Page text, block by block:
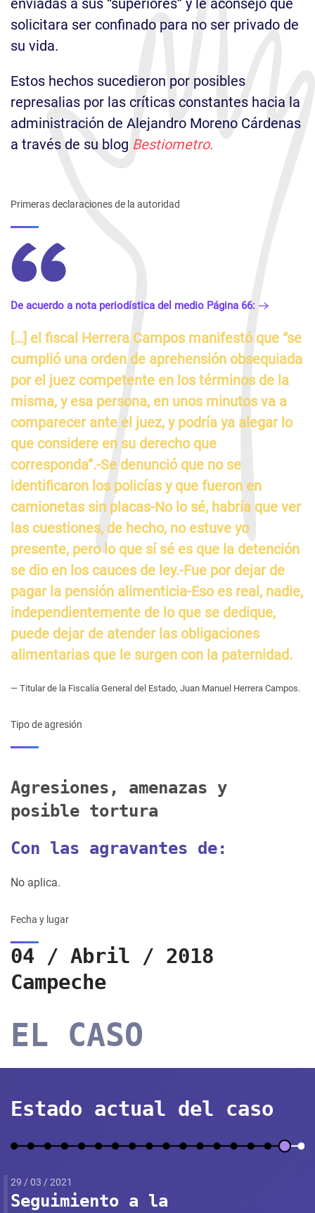
solicitara ser confinado para no ser privado de
su vida.
Estos hechos sucedieron por posibles
represalias por las críticas constantes hacia la
administración de Alejandro Moreno Cárdenas
a través de su blog Bestiometro.
Primeras declaraciones de la autoridad
De acuerdo a nota periodística del medio Página 66:
[…] el fiscal Herrera Campos manifestó que “se
cumplió una orden de aprehensión obsequiada
por el juez competente en los términos de la
misma, y esa persona, en unos minutos va a
comparecer ante el juez, y podría ya alegar lo
que considere en su derecho que
corresponda”.-Se denunció que no se
identificaron los policías y que fueron en
camionetas sin placas-No lo sé, habría que ver
las cuestiones, de hecho, no estuve yo
presente, pero lo que sí sé es que la detención
se dio en los cauces de ley.-Fue por dejar de
pagar la pensión alimenticia-Eso es real, nadie,
independientemente de lo que se dedique,
puede dejar de atender las obligaciones
alimentarias que le surgen con la paternidad.
— Titular de la Fiscalía General del Estado, Juan Manuel Herrera Campos.
Tipo de agresión
Agresiones, amenazas y
posible tortura
Con las agravantes de:
No aplica.
Fecha y lugar
04 / Abril / 2018
Campeche
EL CASO
Estado actual del caso
29 / 03 / 2021
Seguimiento a la